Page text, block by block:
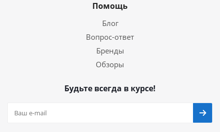
Помощь
Блог
Вопрос-ответ
Бренды
Обзоры
Будьте всегда в курсе!